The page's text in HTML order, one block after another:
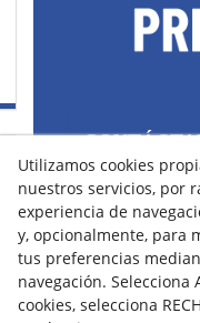
43400 Montblanc
Utilizamos cookies
nuestros servicios, por
experiencia de
y, opcionalmente, para
tus preferencias
navegación. Selecciona
cookies, selecciona